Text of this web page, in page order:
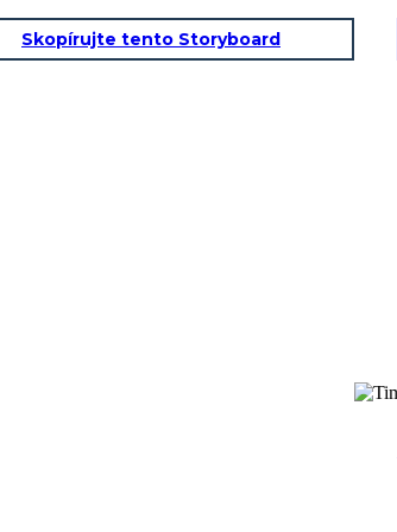
Skopírujte tento Storyboard